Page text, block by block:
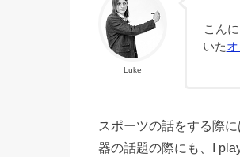
Luke
こん
いた
スポーツの話をする際
器の話題の際にも、I